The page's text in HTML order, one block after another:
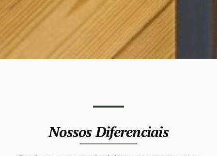
Nossos Diferenciais